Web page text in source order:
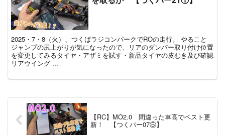
2025・7・8（火）、つくばラジコンパークでROの走行。 やること
ジャンプの尻上がりが気になったので、リアのダンパー取り付け位置
を変更してみるタイヤ・アザミを試す・新品タイヤの皮むき及び確認
リアウイング ...
【RC】MO2.0 間違った車高でベスト更
新！ 【つくパー07⑤】